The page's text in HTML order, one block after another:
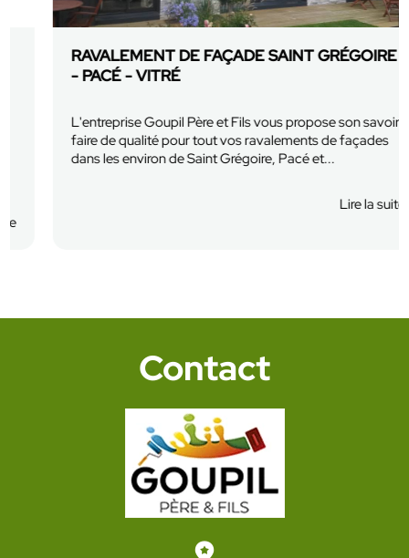
RAVALEMENT DE FAÇADE SAINT GRÉGOIRE
- PACÉ - VITRÉ
L'entreprise Goupil Père et Fils vous propose son savoir
faire de qualité pour tout vos ravalements de façades
dans les environ de Saint Grégoire, Pacé et...
Lire la suite
Contact